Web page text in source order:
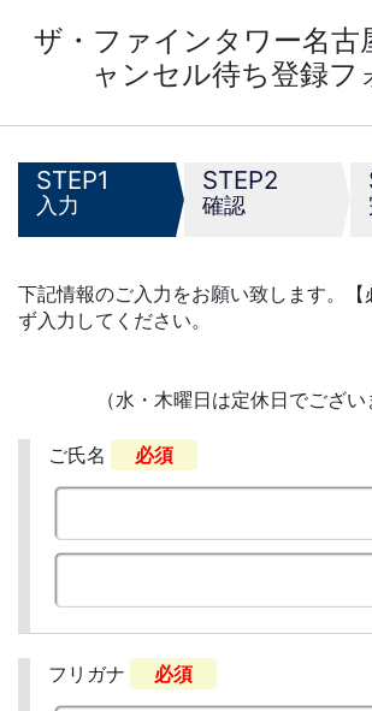
ザ・ファインタワー名
ャンセル待ち登録フ
1
入力
2
確認
下記情報のご入力をお願い致します。
ず入力してください。
（水・木曜日は定休日でござい
ご氏名 必須
フリガナ 必須